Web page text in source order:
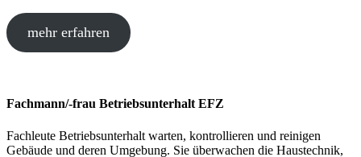
mehr erfahren
Fachmann/-frau Betriebsunterhalt EFZ
Fachleute Betriebsunterhalt warten, kontrollieren und reinigen
Gebäude und deren Umgebung. Sie überwachen die Haustechnik,